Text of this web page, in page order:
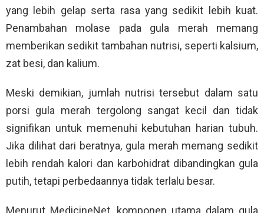
yang lebih gelap serta rasa yang sedikit lebih kuat.
Penambahan molase pada gula merah memang
memberikan sedikit tambahan nutrisi, seperti kalsium,
zat besi, dan kalium.
Meski demikian, jumlah nutrisi tersebut dalam satu
porsi gula merah tergolong sangat kecil dan tidak
signifikan untuk memenuhi kebutuhan harian tubuh.
Jika dilihat dari beratnya, gula merah memang sedikit
lebih rendah kalori dan karbohidrat dibandingkan gula
putih, tetapi perbedaannya tidak terlalu besar.